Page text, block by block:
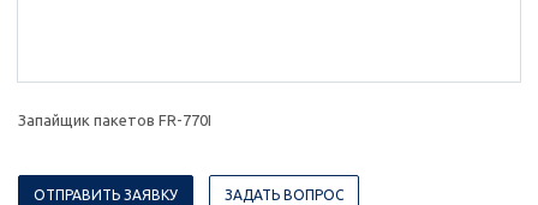
Запайщик пакетов FR-770I
ОТПРАВИТЬ ЗАЯВКУ ЗАДАТЬ ВОПРОС